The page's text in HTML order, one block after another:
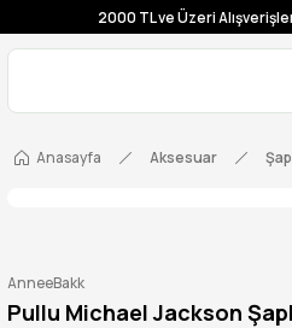
2000 TL ve Üzeri
Anasayfa Aksesuar
AnneeBakk
Pullu Michael Jackson